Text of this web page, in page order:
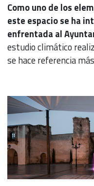
Como uno de los
este espacio se ha
enfrentada al
estudio climático
se hace referencia